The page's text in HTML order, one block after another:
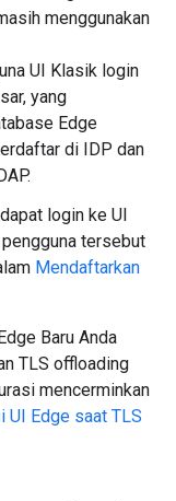
menggunakan
UI Klasik login
yang
Edge
di IDP dan
login ke UI
tersebut
Mendaftarkan
Baru Anda
TLS offloading
mencerminkan
UI Edge saat TLS